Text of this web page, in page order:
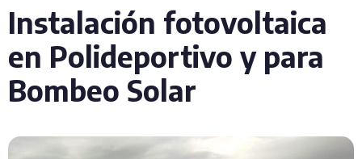
Instalación fotovoltaica
en Polideportivo y para
Bombeo Solar